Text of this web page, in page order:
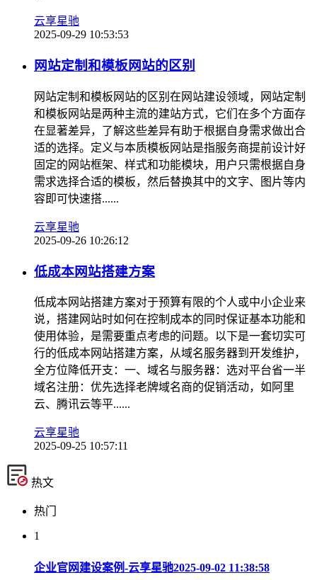
云享星驰
2025-09-29 10:53:53
网站定制和模板网站的区别
网站定制和模板网站的区别在网站建设领域，网站定制
和模板网站是两种主流的建站方式，它们在多个方面存
在显著差异，了解这些差异有助于根据自身需求做出合
适的选择。定义与本质模板网站是指服务商提前设计好
固定的网站框架、样式和功能模块，用户只需根据自身
需求选择合适的模板，然后替换其中的文字、图片等内
容即可快速搭......
云享星驰
2025-09-26 10:26:12
低成本网站搭建方案
低成本网站搭建方案对于预算有限的个人或中小企业来
说，搭建网站时如何在控制成本的同时保证基本功能和
使用体验，是需要重点考虑的问题。以下是一套切实可
行的低成本网站搭建方案，从域名服务器到开发维护，
全方位降低开支：一、域名与服务器：选对平台省一半
域名注册：优先选择老牌域名商的促销活动，如阿里
云、腾讯云等平......
云享星驰
2025-09-25 10:57:11
热文
热门
1
企业官网建设案例-云享星驰2025-09-02 11:38:58